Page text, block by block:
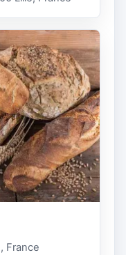
France